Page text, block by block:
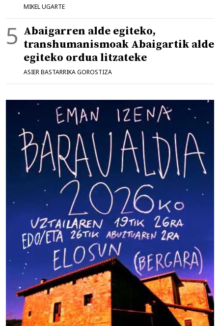
MIKEL UGARTE
Abaigarren alde egiteko,
transhumanismoak Abaigartik alde
egiteko ordua litzateke
ASIER BASTARRIKA GOROSTIZA